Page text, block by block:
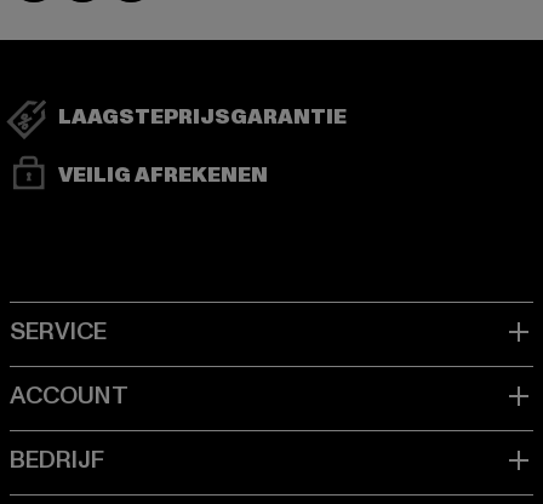
LAAGSTEPRIJSGARANTIE
VEILIG AFREKENEN